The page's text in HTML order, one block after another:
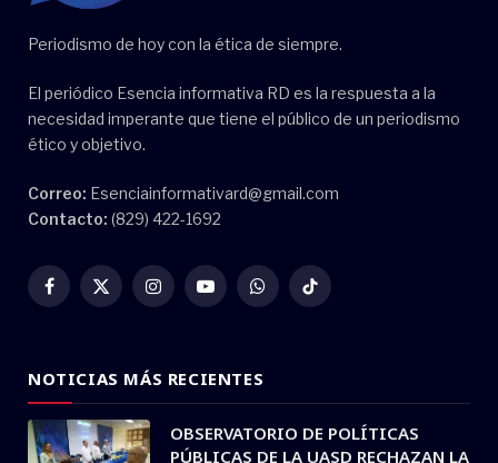
Periodismo de hoy con la ética de siempre.
El periódico Esencia informativa RD es la respuesta a la
necesidad imperante que tiene el público de un periodismo
ético y objetivo.
Correo: Esenciainformativard@gmail.com
Contacto: (829) 422-1692
Facebook
X
InstagramYouTubeWhatsAppTikTok
NOTICIAS MÁS RECIENTES
OBSERVATORIO DE POLÍTICAS
PÚBLICAS DE LA UASD RECHAZAN LA